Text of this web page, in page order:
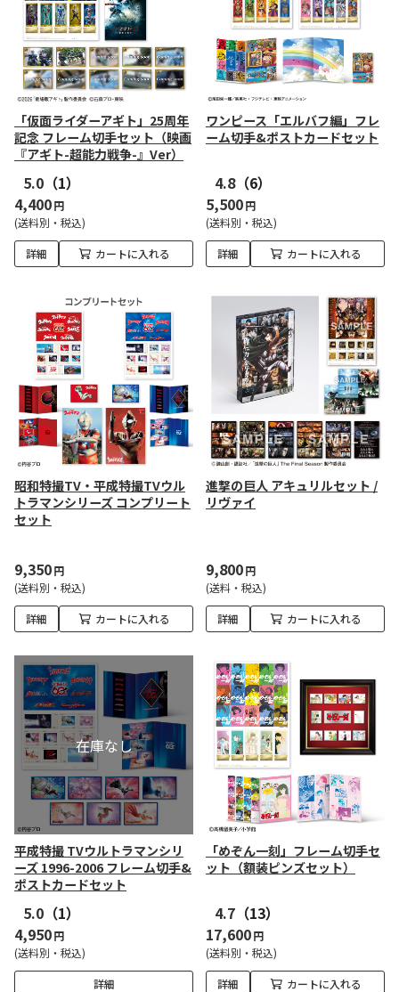
「仮面ライダーアギト」25周年
記念 フレーム切手セット（映画
『アギト-超能力戦争-』Ver）
5.0 （1）
4,400円
(送料別・税込)
詳細 カートに入れる
ワンピース「エルバフ編」フレ
ーム切手&ポストカードセット
4.8（6）
5,500円
(送料別・税込)
詳細 カートに入れる
昭和特撮TV・平成特撮TVウル
トラマンシリーズ コンプリート
セット
9,350円
(送料別・税込)
詳細 カートに入れる
進撃の巨人 アキュリルセット /
リヴァイ
9,800円
(送料・税込)
詳細 カートに入れる
平成特撮 TVウルトラマンシリ
ーズ 1996-2006 フレーム切手&
ポストカードセット
5.0 （1）
4,950円
(送料別・税込)
詳細
「めぞん一刻」フレーム切手セ
ット（額装ピンズセット）
4.7 （13）
17,600円
(送料別・税込)
詳細 カートに入れる